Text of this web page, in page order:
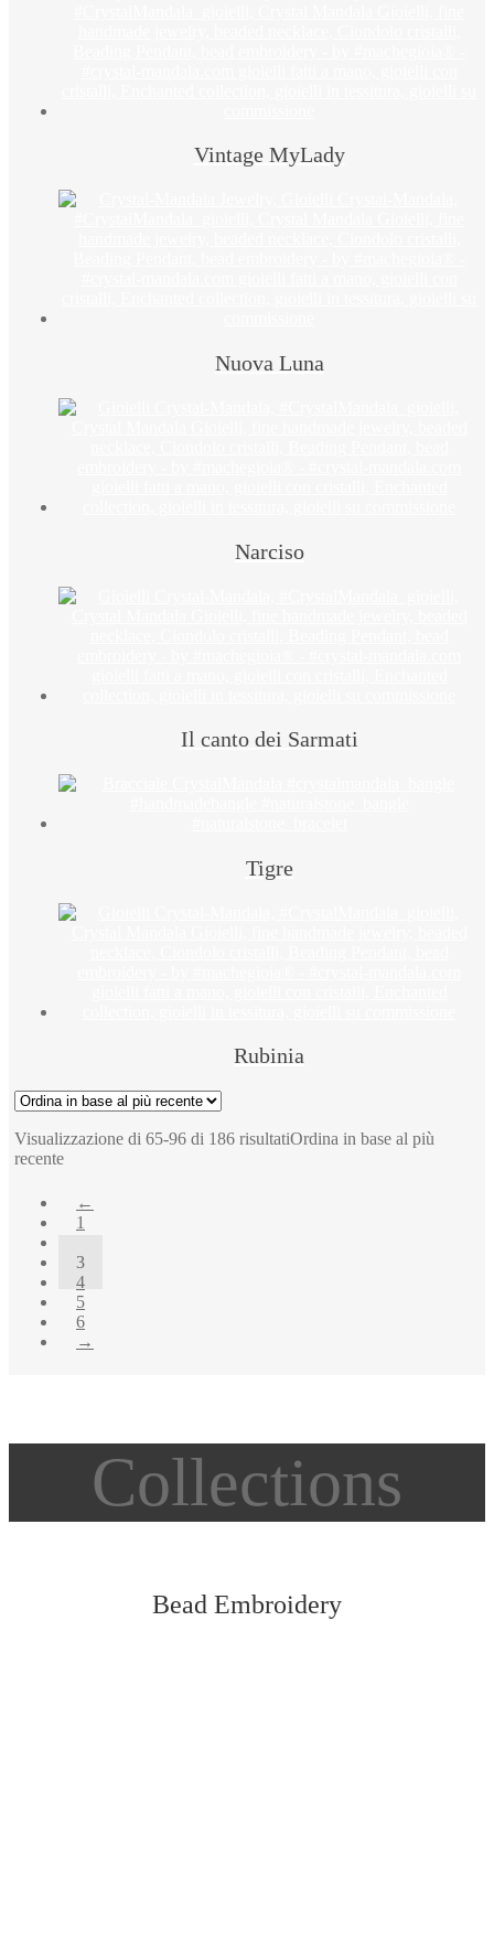
Vintage MyLady
Nuova Luna
Narciso
Il canto dei Sarmati
Tigre
Rubinia
Visualizzazione di 65-96 di 186 risultatiOrdina in base al più
recente
←
1
3
4
5
6
→
Collections
Bead Embroidery